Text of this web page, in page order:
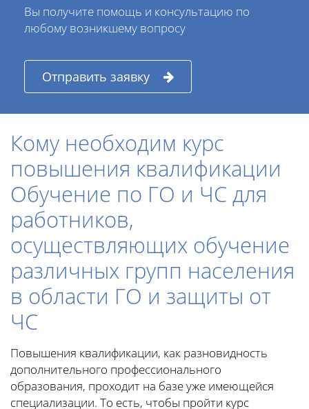
Вы получите помощь и консультацию по
любому возникшему вопросу
Отправить заявку
Кому необходим курс
повышения квалификации
Обучение по ГО и ЧС для
работников,
осуществляющих обучение
различных групп населения
в области ГО и защиты от
ЧС
Повышения квалификации, как разновидность
дополнительного профессионального
образования, проходит на базе уже имеющейся
специализации. То есть, чтобы пройти курс